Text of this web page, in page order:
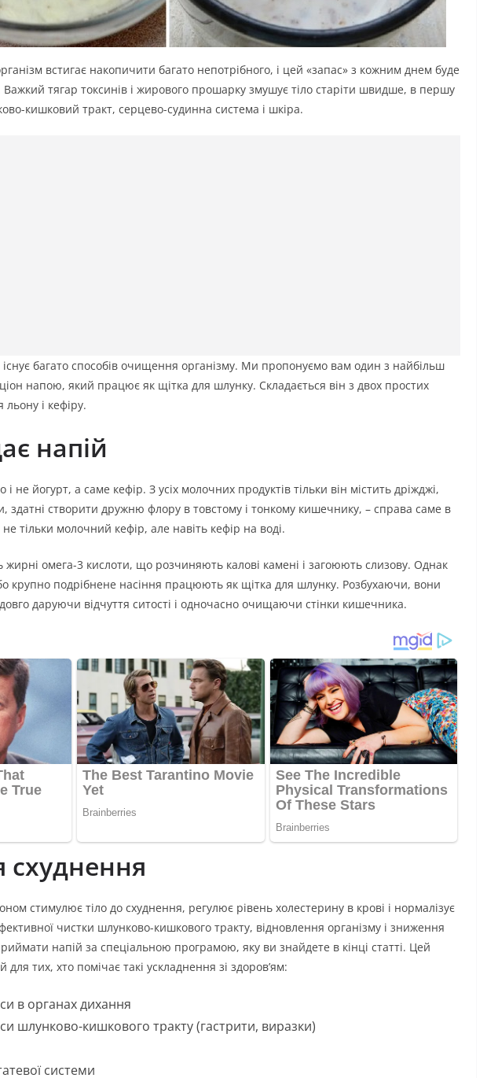
встигає накопичити багато непотрібного, і цей «запас» з кожним днем ​​буде
Важкий тягар токсинів і жирового прошарку змушує тіло старіти швидше, в першу
кишковий тракт, серцево-судинна система і шкіра.
багато способів очищення організму. Ми пропонуємо вам один з найбільш
напою, який працює як щітка для шлунку. Складається він з двох простих
льону і кефіру.
напій
не йогурт, а саме кефір. З усіх молочних продуктів тільки він містить дріжджі,
здатні створити дружню флору в товстому і тонкому кишечнику, – справа саме в
тільки молочний кефір, але навіть кефір на воді.
жирні омега-3 кислоти, що розчиняють калові камені і загоюють слизову. Однак
крупно подрібнене насіння працюють як щітка для шлунку. Розбухаючи, вони
даруючи відчуття ситості і одночасно очищаючи стінки кишечника.
схуднення
стимулює тіло до схуднення, регулює рівень холестерину в крові і нормалізує
чистки шлунково-кишкового тракту, відновлення організму і зниження
напій за спеціальною програмою, яку ви знайдете в кінці статті. Цей
для тих, хто помічає такі ускладнення зі здоров’ям:
в органах дихання
шлунково-кишкового тракту (гастрити, виразки)
системи